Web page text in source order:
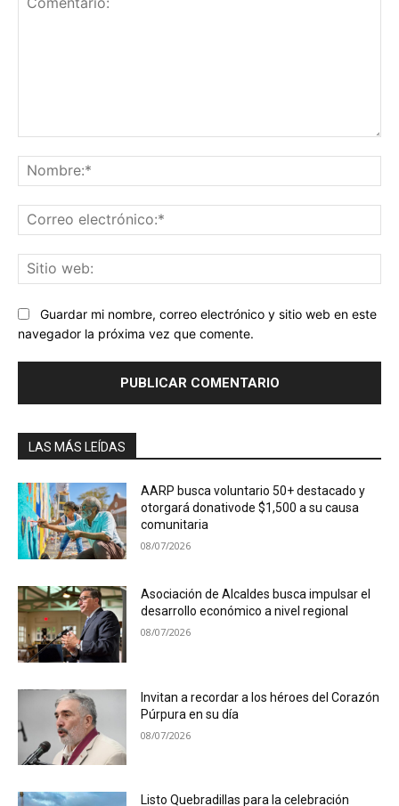
Guardar mi nombre, correo electrónico y sitio web en este
navegador la próxima vez que comente.
LAS MÁS LEÍDAS
AARP busca voluntario 50+ destacado y
otorgará donativode $1,500 a su causa
comunitaria
08/07/2026
Asociación de Alcaldes busca impulsar el
desarrollo económico a nivel regional
08/07/2026
Invitan a recordar a los héroes del Corazón
Púrpura en su día
08/07/2026
Listo Quebradillas para la celebración